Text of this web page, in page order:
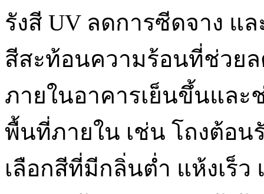
รังสี UV ลดการซีดจาง แ
สีสะท้อนความร้อนที่ช่วย
ภายในอาคารเย็นขึ้นและ
พื้นที่ภายใน เช่น โถงต้อน
เลือกสีที่มีกลิ่นต่ำ แห้งเร็